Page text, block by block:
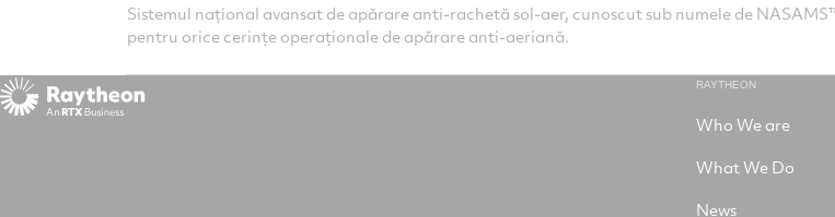
Sistemul național avansat de apărare anti-rachetă sol-aer, cunoscut sub numele de
pentru orice cerințe operaționale de apărare anti-aeriană.
RAYTHEON
Who We are
What We Do
News